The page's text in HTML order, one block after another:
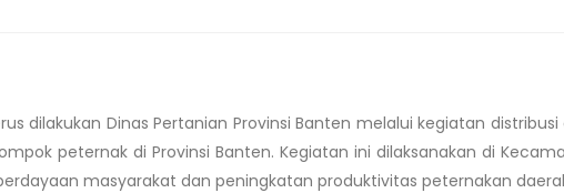
dilakukan Dinas Pertanian Provinsi Banten melalui kegiatan distribusi
peternak di Provinsi Banten. Kegiatan ini dilaksanakan di
masyarakat dan peningkatan produktivitas peternakan